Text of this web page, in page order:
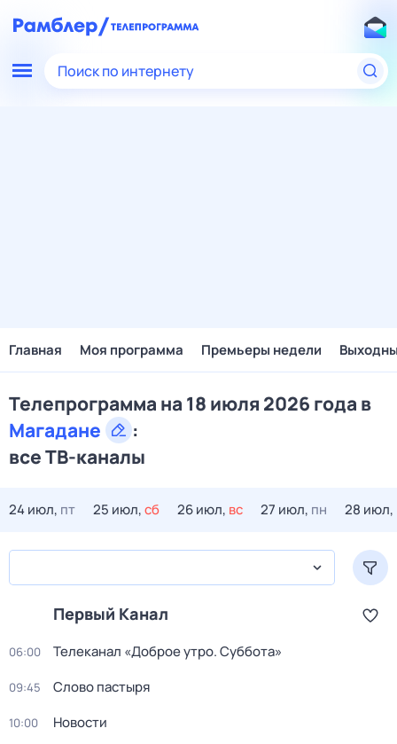
Поиск по интернету
Главная Моя программа Премьеры недели
Телепрограмма на 18 июля 2026 года в
Магадане
:
все ТВ-каналы
24 июл, пт 25 июл,сб 26 июл, вс 27 июл, пн 28 июл,
Первый Канал
06:00 Телеканал «Доброе утро. Суббота»
09:45 Слово пастыря
10:00 Новости